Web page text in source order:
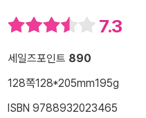
7.3
세일즈포인트 890
128쪽128*205mm195g
ISBN 9788932023465